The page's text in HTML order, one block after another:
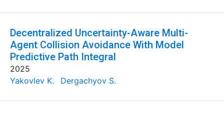
Decentralized Uncertainty-Aware Multi-
Agent Collision Avoidance With Model
Predictive Path Integral
2025
Yakovlev K.
Dergachyov S.